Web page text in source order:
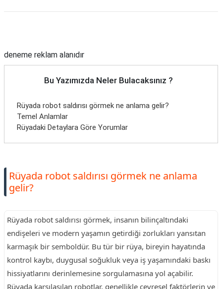
deneme reklam alanıdır
Bu Yazımızda Neler Bulacaksınız ?
Rüyada robot saldırısı görmek ne anlama gelir?
Temel Anlamlar
Rüyadaki Detaylara Göre Yorumlar
Rüyada robot saldırısı görmek ne anlama
gelir?
Rüyada robot saldırısı görmek, insanın bilinçaltındaki
endişeleri ve modern yaşamın getirdiği zorlukları yansıtan
karmaşık bir semboldür. Bu tür bir rüya, bireyin hayatında
kontrol kaybı, duygusal soğukluk veya iş yaşamındaki baskı
hissiyatlarını derinlemesine sorgulamasına yol açabilir.
Rüyada karşılaşılan robotlar, genellikle çevresel faktörlerin ve